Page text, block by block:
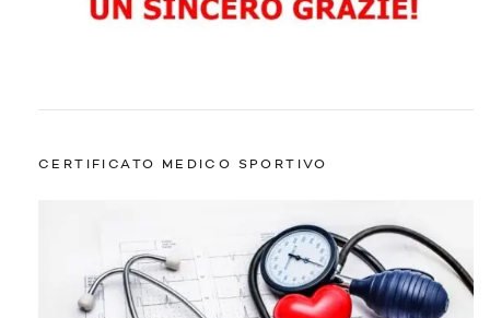
CERTIFICATO MEDICO SPORTIVO